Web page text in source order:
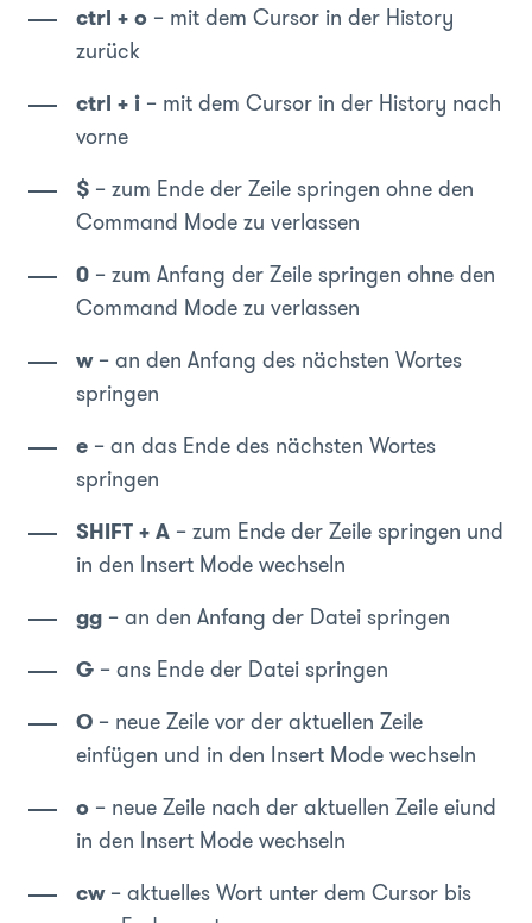
ctrl + o – mit dem Cursor in der History
zurück
ctrl + i – mit dem Cursor in der History nach
vorne
$ – zum Ende der Zeile springen ohne den
Command Mode zu verlassen
0 – zum Anfang der Zeile springen ohne den
Command Mode zu verlassen
w– an den Anfang des nächsten Wortes
springen
e – an das Ende des nächsten Wortes
springen
SHIFT + A – zum Ende der Zeile springen und
in den Insert Mode wechseln
gg – an den Anfang der Datei springen
G – ans Ende der Datei springen
O – neue Zeile vor der aktuellen Zeile
einfügen und in den Insert Mode wechseln
o – neue Zeile nach der aktuellen Zeile eiund
in den Insert Mode wechseln
cw– aktuelles Wort unter dem Cursor bis